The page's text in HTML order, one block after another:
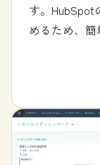
す。HubSpot
めるため、簡